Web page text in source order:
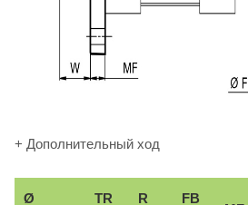
+ Дополнительный ход
Ø TR R FB